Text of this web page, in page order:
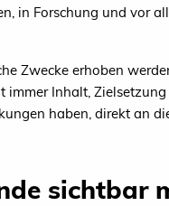
in Forschung und vor
Zwecke erhoben
Inhalt,
haben, direkt an
sichtbar